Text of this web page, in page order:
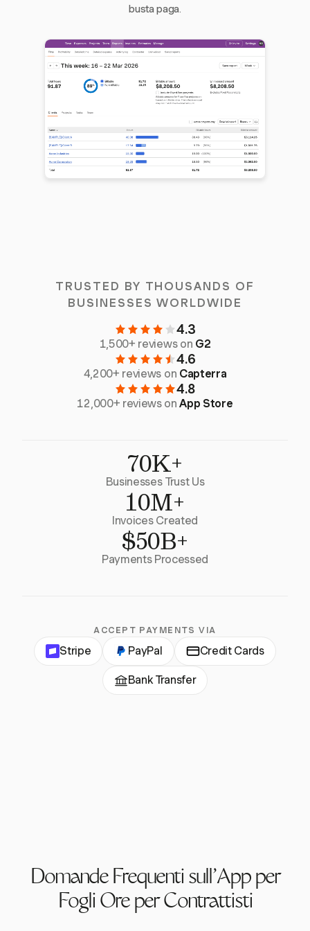
busta paga.
TRUSTED BY THOUSANDS OF
BUSINESSES WORLDWIDE
4.3
1,500+ reviews on G2
4.6
4,200+ reviews on Capterra
4.8
12,000+ reviews onApp Store
70K+
Businesses Trust Us
10M+
Invoices Created
$50B+
Payments Processed
ACCEPT PAYMENTS VIA
Stripe PayPal Credit Cards
Bank Transfer
Domande Frequenti sull'App per
Fogli Ore per Contrattisti